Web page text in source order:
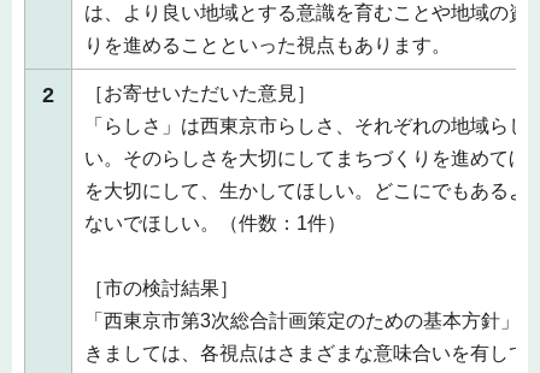
は、より良い地域とする意識を育むことや地域の資
りを進めることといった視点もあります。
2
［お寄せいただいた意見］
「らしさ」は西東京市らしさ、それぞれの地域らし
い。そのらしさを大切にしてまちづくりを進めてほ
を大切にして、生かしてほしい。どこにでもあるよ
ないでほしい。（件数：1件）
［市の検討結果］
「西東京市第3次総合計画策定のための基本方針」
きましては、各視点はさまざまな意味合いを有して